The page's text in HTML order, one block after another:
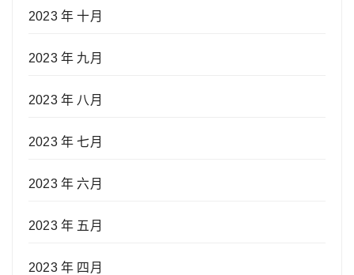
2023 年 十月
2023 年 九月
2023 年 八月
2023 年 七月
2023 年 六月
2023 年 五月
2023 年 四月